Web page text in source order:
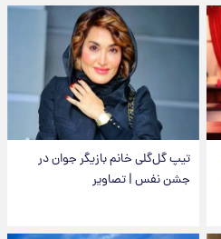
تیپ گل‌گلی خانم بازیگر جوان در
جشن نفس | تصاویر